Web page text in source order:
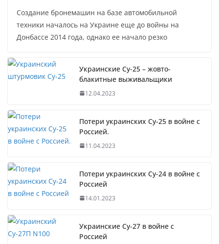
Создание бронемашин на базе автомобильной
техники началось на Украине еще до войны на
Донбассе 2014 года, однако ее начало резко
Украинские Су-25 – жовто-
блакитные выживальщики
12.04.2023
Потери украинских Су-25 в войне с
Россией.
11.04.2023
Потери украинских Су-24 в войне с
Россией
14.01.2023
Украинские Су-27 в войне с
Россией